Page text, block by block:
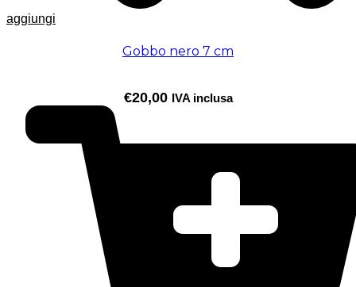
aggiungi
Gobbo nero 7 cm
€20,00 IVA inclusa